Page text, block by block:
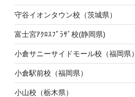
守谷イオンタウン校（茨城県）
富士宮ｱｸﾛｽﾌﾟﾗｻﾞ校(静岡県)
小倉サニーサイドモール校（福岡県）
小倉駅前校（福岡県）
小山校（栃木県）